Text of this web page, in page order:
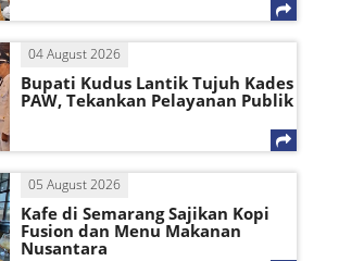
04 August 2026
Bupati Kudus Lantik Tujuh Kades
PAW, Tekankan Pelayanan Publik
05 August 2026
Kafe di Semarang Sajikan Kopi
Fusion dan Menu Makanan
Nusantara